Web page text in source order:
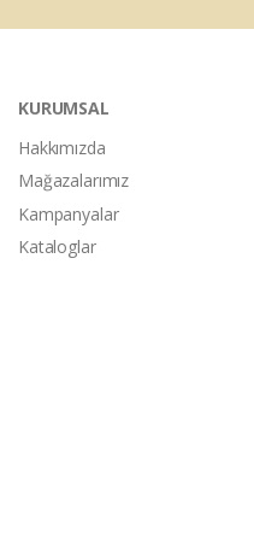
KURUMSAL
Hakkımızda
Mağazalarımız
Kampanyalar
Kataloglar